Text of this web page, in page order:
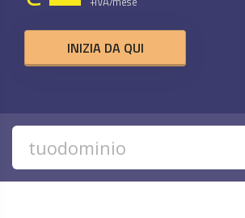
INIZIA DA QUI